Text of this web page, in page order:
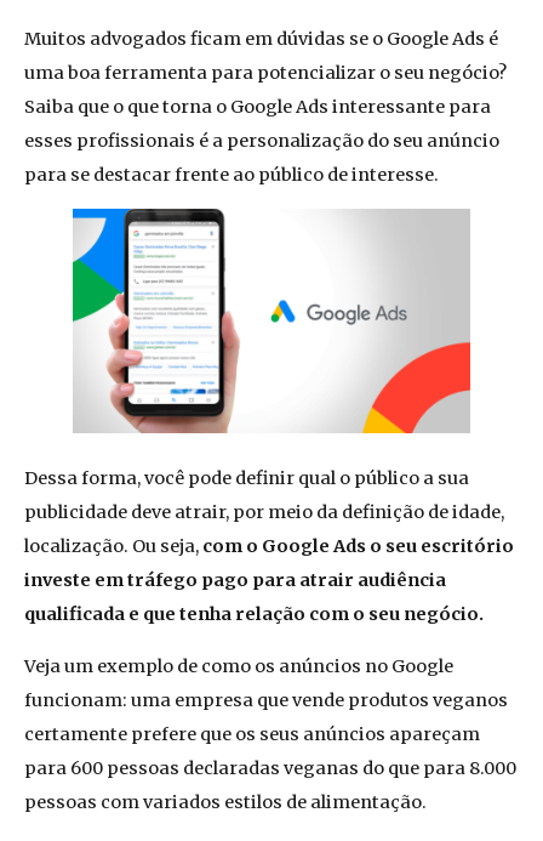
Muitos advogados ficam em dúvidas se o Google Ads é
uma boa ferramenta para potencializar o seu negócio?
Saiba que o que torna o Google Ads interessante para
esses profissionais é a personalização do seu anúncio
para se destacar frente ao público de interesse.
Dessa forma, você pode definir qual o público a sua
publicidade deve atrair, por meio da definição de idade,
localização. Ou seja, com o Google Ads o seu escritório
investe em tráfego pago para atrair audiência
qualificada e que tenha relação com o seu negócio.
Veja um exemplo de como os anúncios no Google
funcionam: uma empresa que vende produtos veganos
certamente prefere que os seus anúncios apareçam
para 600 pessoas declaradas veganas do que para 8.000
pessoas com variados estilos de alimentação.